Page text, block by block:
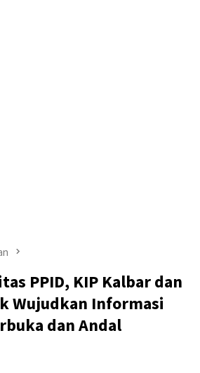
PPID, KIP Kalbar dan
Wujudkan Informasi
dan Andal